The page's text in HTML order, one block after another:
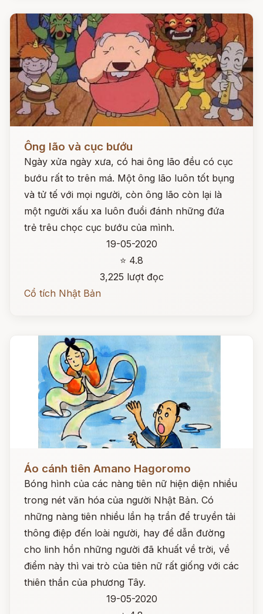
Đọc ngay
Ông lão và cục bướu
Ngày xửa ngày xưa, có hai ông lão đều có cục
bướu rất to trên má. Một ông lão luôn tốt bụng
và tử tế với mọi người, còn ông lão còn lại là
một người xấu xa luôn đuổi đánh những đứa
trẻ trêu chọc cục bướu của mình.
19-05-2020
⭐ 4.8
3,225 lượt đọc
Cổ tích Nhật Bản
Đọc ngay
Áo cánh tiên Amano Hagoromo
Bóng hình của các nàng tiên nữ hiện diện nhiều
trong nét văn hóa của người Nhật Bản. Có
những nàng tiên nhiều lần hạ trần để truyền tải
thông điệp đến loài người, hay để dẫn đường
cho linh hồn những người đã khuất về trời, về
điểm này thì vai trò của tiên nữ rất giống với các
thiên thần của phương Tây.
19-05-2020